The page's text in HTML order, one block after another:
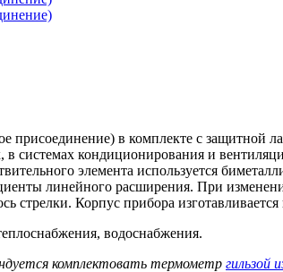
присоединение) в комплекте с защитной
в системах кондиционирования и
элемента используется
линейного расширения. При
стрелки. Корпус прибора
водоснабжения.
комплектовать термометр гильзой